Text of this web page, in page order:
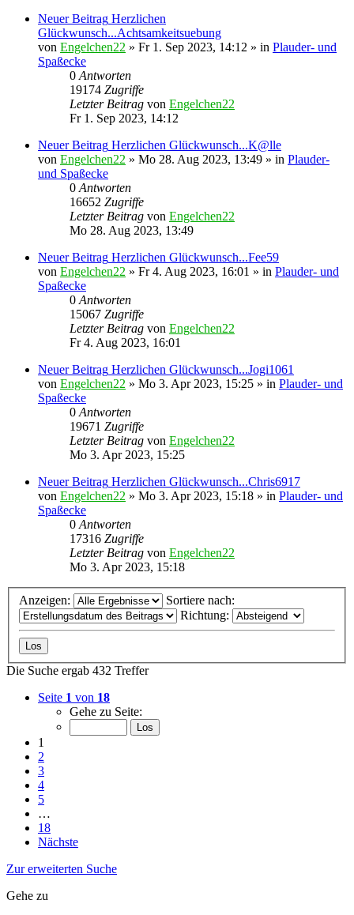
Neuer Beitrag Herzlichen
Glückwunsch...Achtsamkeitsuebung
von Engelchen22 » Fr 1. Sep 2023, 14:12 » in Plauder- und
Spaßecke
0Antworten
19174 Zugriffe
Letzter Beitrag von Engelchen22
Fr 1. Sep 2023, 14:12
Neuer Beitrag Herzlichen Glückwunsch...K@lle
von Engelchen22 » Mo 28. Aug 2023, 13:49 » in Plauder-
und Spaßecke
0Antworten
16652 Zugriffe
Letzter Beitrag von Engelchen22
Mo 28. Aug 2023, 13:49
Neuer Beitrag Herzlichen Glückwunsch...Fee59
von Engelchen22 » Fr 4. Aug 2023, 16:01 » in Plauder- und
Spaßecke
0Antworten
15067 Zugriffe
Letzter Beitrag von Engelchen22
Fr 4. Aug 2023, 16:01
Neuer Beitrag Herzlichen Glückwunsch...Jogi1061
von Engelchen22 » Mo 3. Apr 2023, 15:25 » in Plauder- und
Spaßecke
0Antworten
19671 Zugriffe
Letzter Beitrag von Engelchen22
Mo 3. Apr 2023, 15:25
Neuer Beitrag Herzlichen Glückwunsch...Chris6917
von Engelchen22 » Mo 3. Apr 2023, 15:18 » in Plauder- und
Spaßecke
0Antworten
17316 Zugriffe
Letzter Beitrag von Engelchen22
Mo 3. Apr 2023, 15:18
Anzeigen:
Sortiere nach:
Richtung:
Die Suche ergab 432 Treffer
Seite 1 von 18
Gehe zu Seite:
1
2
3
4
5
…
18
Nächste
Zur erweiterten Suche
Gehe zu